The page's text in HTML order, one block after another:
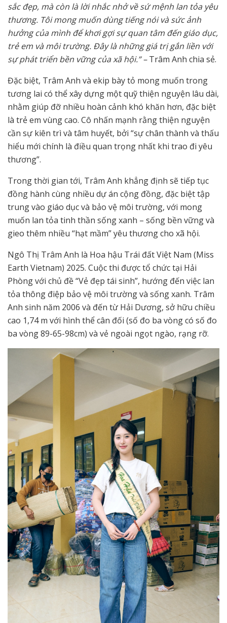
sắc đẹp, mà còn là lời nhắc nhở về sứ mệnh lan tỏa yêu
thương. Tôi mong muốn dùng tiếng nói và sức ảnh
hưởng của mình để khơi gợi sự quan tâm đến giáo dục,
trẻ em và môi trường. Đây là những giá trị gắn liền với
sự phát triển bền vững của xã hội.” –Trâm Anh chia sẻ.
Đặc biệt, Trâm Anh và ekip bày tỏ mong muốn trong
tương lai có thể xây dựng một quỹ thiện nguyện lâu dài,
nhằm giúp đỡ nhiều hoàn cảnh khó khăn hơn, đặc biệt
là trẻ em vùng cao. Cô nhấn mạnh rằng thiện nguyện
cần sự kiên trì và tâm huyết, bởi “sự chân thành và thấu
hiểu mới chính là điều quan trọng nhất khi trao đi yêu
thương”.
Trong thời gian tới, Trâm Anh khẳng định sẽ tiếp tục
đồng hành cùng nhiều dự án cộng đồng, đặc biệt tập
trung vào giáo dục và bảo vệ môi trường, với mong
muốn lan tỏa tinh thần sống xanh – sống bền vững và
gieo thêm nhiều “hạt mầm” yêu thương cho xã hội.
Ngô Thị Trâm Anh là Hoa hậu Trái đất Việt Nam (Miss
Earth Vietnam) 2025. Cuộc thi được tổ chức tại Hải
Phòng với chủ đề “Vẻ đẹp tái sinh”, hướng đến việc lan
tỏa thông điệp bảo vệ môi trường và sống xanh. Trâm
Anh sinh năm 2006 và đến từ Hải Dương, sở hữu chiều
cao 1,74 m với hình thể cân đối (số đo ba vòng có số đo
ba vòng 89-65-98cm) và vẻ ngoài ngọt ngào, rạng rỡ.